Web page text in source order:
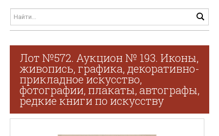
Лот №572. Аукцион № 193. Иконы,
живопись, графика, декоративно-
прикладное искусство,
фотографии, плакаты, автографы,
редкие книги по искусству